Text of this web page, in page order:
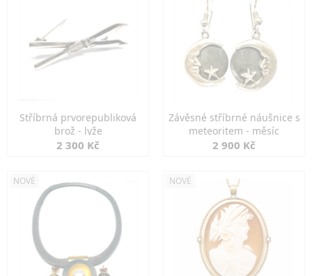
Stříbrná prvorepubliková
brož - lyže
2 300 Kč
Závěsné stříbrné náušnice s
meteoritem - měsíc
2 900 Kč
NOVÉ NOVÉ